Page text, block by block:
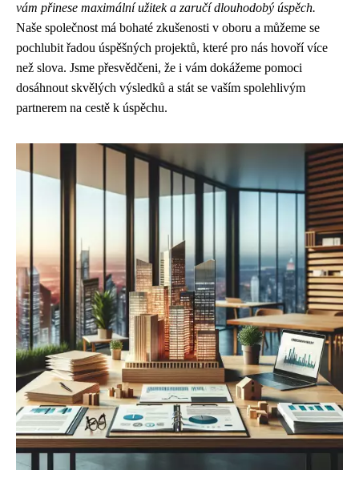
vám přinese maximální užitek a zaručí dlouhodobý úspěch.
Naše společnost má bohaté zkušenosti v oboru a můžeme se
pochlubit řadou úspěšných projektů, které pro nás hovoří více
než slova. Jsme přesvědčeni, že i vám dokážeme pomoci
dosáhnout skvělých výsledků a stát se vaším spolehlivým
partnerem na cestě k úspěchu.